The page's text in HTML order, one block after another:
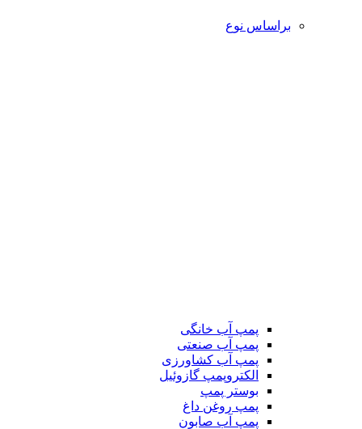
براساس نوع
پمپ آب خانگی
پمپ آب صنعتی
پمپ آب کشاورزی
الکتروپمپ گازوئیل
بوستر پمپ
پمپ روغن داغ
پمپ آب صابون